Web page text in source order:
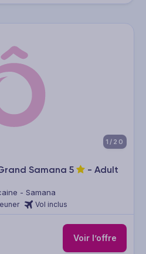
1/20
Samana 5
- Adult
- Samana
Vol inclus
Voir l’offre